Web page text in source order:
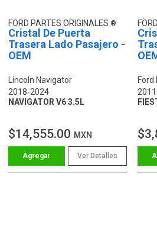
FORD PARTES ORIGINALES
Cristal De Puerta
Trasera Lado Pasajero -
OEM
Lincoln Navigator
2018-2024
NAVIGATOR V6 3.5L
$14,555.00 MXN
Ver Detalles
Ford